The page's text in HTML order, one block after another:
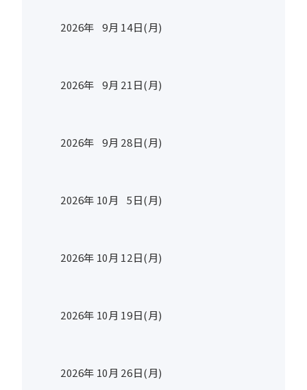
2026年 9月 14日(月)
2026年 9月 21日(月)
2026年 9月 28日(月)
2026年 10月 5日(月)
2026年 10月 12日(月)
2026年 10月 19日(月)
2026年 10月 26日(月)